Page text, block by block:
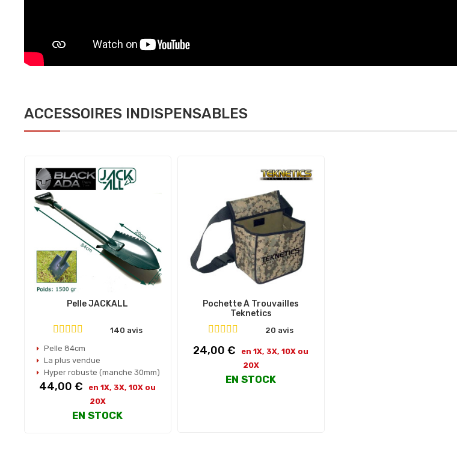
ACCESSOIRES INDISPENSABLES
Pelle JACKALL
140 avis
Pelle 84cm
La plus vendue
Hyper robuste (manche 30mm)
Prix
44,00 €
en 1X, 3X, 10X ou
20X
EN STOCK
Pochette À Trouvailles
Teknetics
20 avis
Prix
24,00 €
en 1X, 3X, 10X ou
20X
EN STOCK